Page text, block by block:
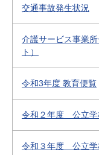
交通事故発生状況
介護サービス事業
ト）
令和3年度 教育便覧
令和２年度 公立学
令和３年度 公立学